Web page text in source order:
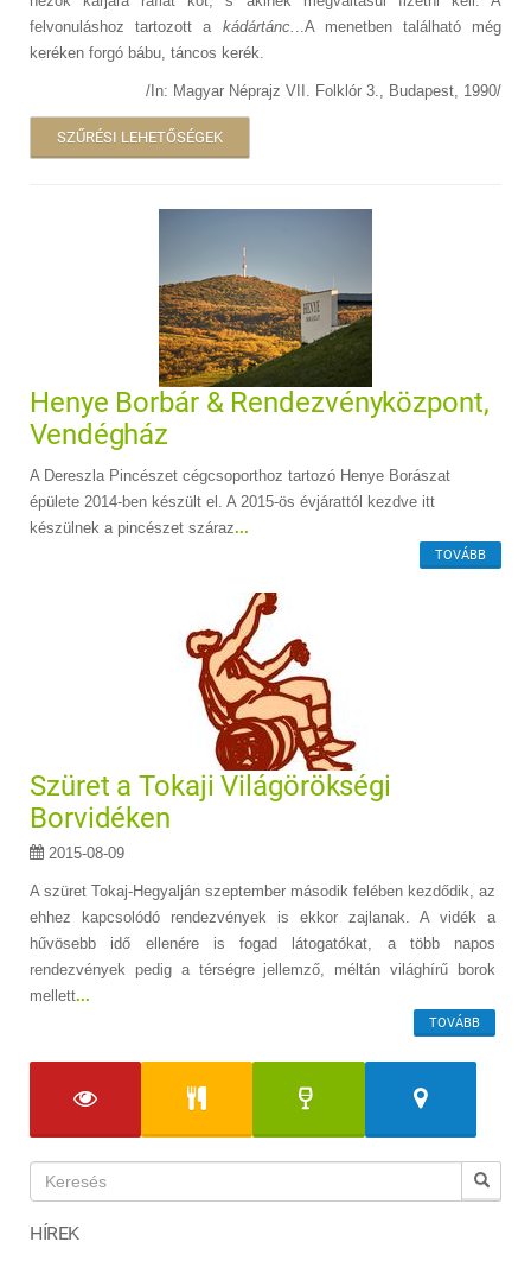
felvonuláshoz tartozott a kádártánc. ..A menetben található még
keréken forgó bábu, táncos kerék.
/In: Magyar Néprajz VII. Folklór 3., Budapest, 1990/
SZŰRÉSI LEHETŐSÉGEK
Henye Borbár & Rendezvényközpont,
Vendégház
A Dereszla Pincészet cégcsoporthoz tartozó Henye Borászat
épülete 2014-ben készült el. A 2015-ös évjárattól kezdve itt
készülnek a pincészet száraz...
TOVÁBB
Szüret a Tokaji Világörökségi
Borvidéken
2015-08-09
A szüret Tokaj-Hegyalján szeptember második felében kezdődik, az
ehhez kapcsolódó rendezvények is ekkor zajlanak. A vidék a
hűvösebb idő ellenére is fogad látogatókat, a több napos
rendezvények pedig a térségre jellemző, méltán világhírű borok
mellett...
TOVÁBB
HÍREK